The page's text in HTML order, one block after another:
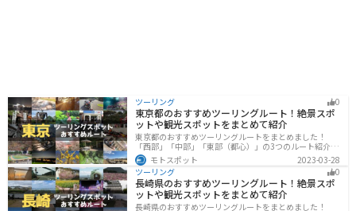
なたらこはもちろん、たらこ加工品も豊富に揃っていま
す。お土産には、たらこを使ったパスタソースやふりか
けなどもおすすめです。 周辺には、海水浴場やキャンプ
場など、自然を満喫できるスポットも点在しています。
少し足を延ばせば、積丹半島の雄大な景色を望むことも
できます。 道の駅 ふるびらたらこミュージアムは、たら
こを楽しみながら、北海道の自然を満喫できる魅力的な
スポットです。
ツーリング 0
東京都のおすすめツーリングルート！絶景スポ
ットや観光スポットをまとめて紹介
東京都のおすすめツーリングルートをまとめました！
「西部」「中部」「東部（都心）」の3つのルート紹介し
ます。西に行けば奥多摩の自然、東に行けば都心スポッ
トと、自然も街も楽しめるスポットが多数あります。バ
イクで東京都にツーリングに行く際は参考にしてくださ
い。
モトスポット
2023-03-28
ツーリング
0
長崎県のおすすめツーリングルート！絶景スポ
ットや観光スポットをまとめて紹介
長崎県のおすすめツーリングルートをまとめました！